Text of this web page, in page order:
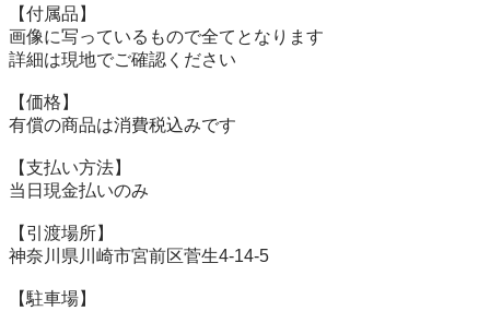
【付属品】
画像に写っているもので全てとなります
詳細は現地でご確認ください
【価格】
有償の商品は消費税込みです
【⽀払い⽅法】
当⽇現⾦払いのみ
【引渡場所】
神奈川県川崎市宮前区菅生4-14-5
【駐⾞場】